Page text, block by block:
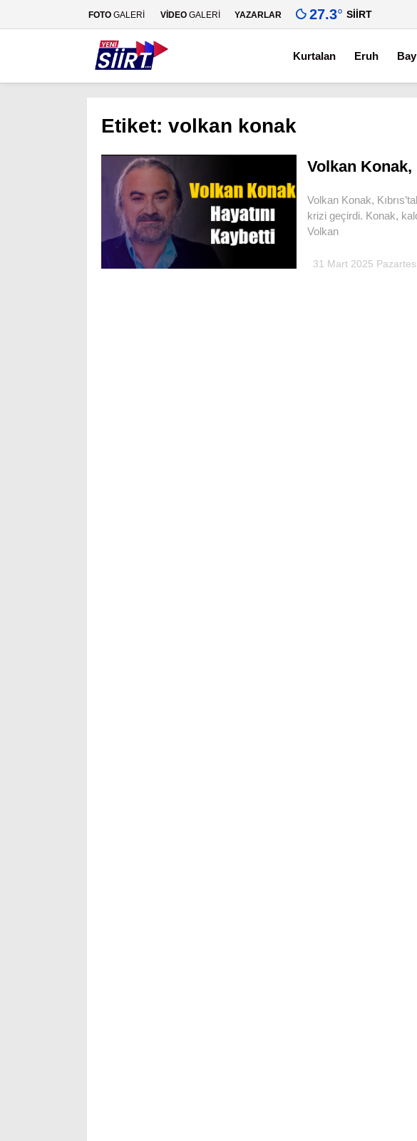
FOTO GALERİ VİDEO GALERİ YAZARLAR 27.3° SIIRT
Kurtalan Eruh
Etiket: volkan konak
Volkan Konak,
Volkan Konak,
krizi geçirdi. Konak,
Volkan
31 Mart 2025